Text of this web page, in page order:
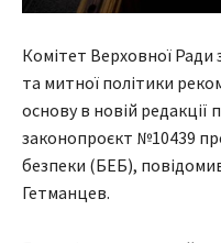
Комітет Верховної Ради
та митної політики
основу в новій редакції
законопроєкт №10439
безпеки (БЕБ),
Гетманцев.